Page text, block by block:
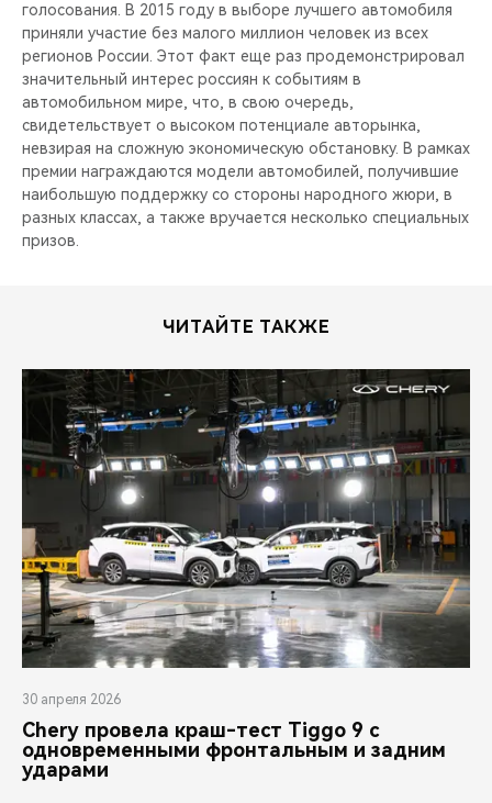
голосования. В 2015 году в выборе лучшего автомобиля
приняли участие без малого миллион человек из всех
регионов России. Этот факт еще раз продемонстрировал
значительный интерес россиян к событиям в
автомобильном мире, что, в свою очередь,
свидетельствует о высоком потенциале авторынка,
невзирая на сложную экономическую обстановку. В рамках
премии награждаются модели автомобилей, получившие
наибольшую поддержку со стороны народного жюри, в
разных классах, а также вручается несколько специальных
призов.
ЧИТАЙТЕ ТАКЖЕ
30 апреля 2026
Chery провела краш-тест Tiggo 9 с
одновременными фронтальным и задним
ударами